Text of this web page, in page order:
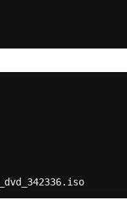
--medium /mnt/dsk2/_ISO/_Microsoft/win2k8/x64/en_windows_server_2008_with_sp2_x64_dvd_342336.iso